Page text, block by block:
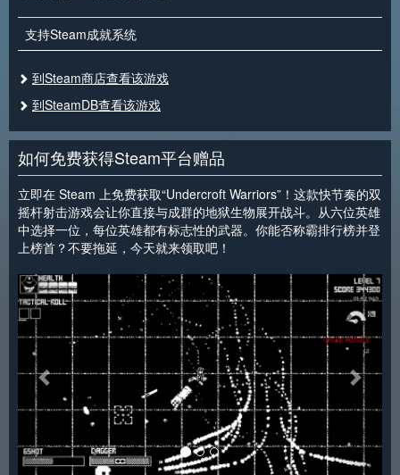
支持Steam成就系统
到Steam商店查看该游戏
到SteamDB查看该游戏
如何免费获得Steam平台赠品
立即在 Steam 上免费获取“Undercroft Warriors”！这款快节奏的双
摇杆射击游戏会让你直接与成群的地狱生物展开战斗。从六位英雄
中选择一位，每位英雄都有标志性的武器。你能否称霸排行榜并登
上榜首？不要拖延，今天就来领取吧！
< >